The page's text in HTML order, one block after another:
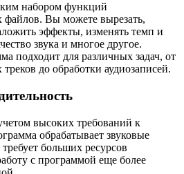
набором функций
файлов. Вы можете вырезать,
эффекты, изменять темп и
звука и многое другое.
подходит для различных задач, от
до обработки аудиозаписей.
высоких требований к
обрабатывает звуковые
больших ресурсов
с программой еще более